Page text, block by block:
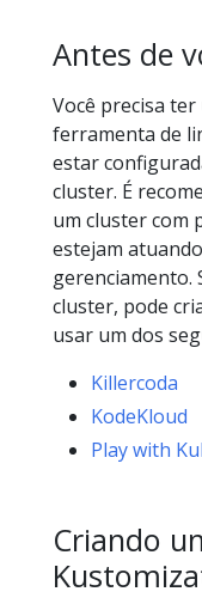
Antes de
Você precisa
ferramenta de
estar
cluster. É
um cluster com
estejam
gerenciamento.
cluster, pode
usar um dos
Killercoda
KodeKloud
Play with
Criando